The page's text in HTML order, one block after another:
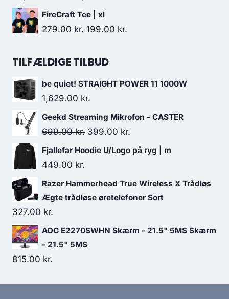
price
was:
FireCraft Tee | xl
279.00kr. Original
was:
199.00 kr.
TILFÆLDIGE TILBUD
be quiet! STRAIGHT POWER 11 1000W
1,629.00 kr.
Geekd Streaming Mikrofon - CASTER
699.00kr. Original
price
399.00 kr.
price
Fjallefar Hoodie U/Logo på ryg | m
449.00 kr.
Razer Hammerhead True Wireless X Trådløs
Ægte trådløse øretelefoner Sort
327.00 kr.
AOC E2270SWHN Skærm - 21.5" 5MS Skærm
- 21.5" 5MS
815.00 kr.